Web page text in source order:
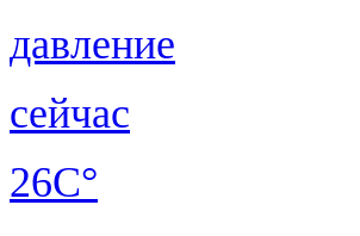
давление
сейчас
26C°